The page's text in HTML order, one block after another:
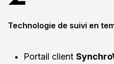
Technologie de suivi en
Portail client